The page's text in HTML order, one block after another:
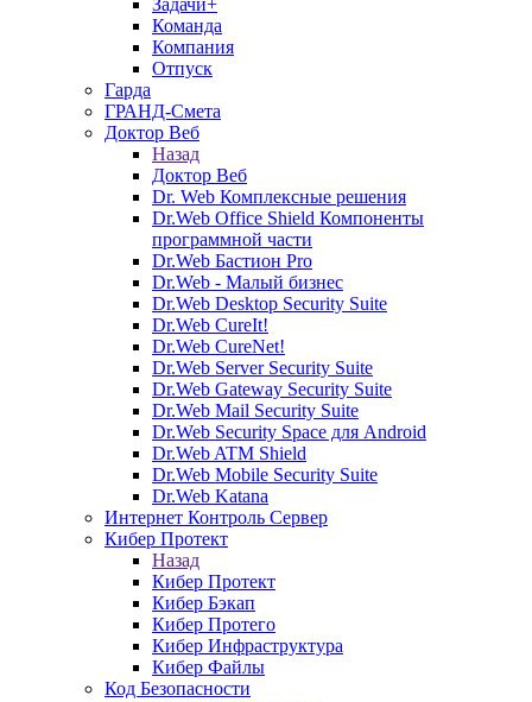
Задачи+
Команда
Компания
Отпуск
Гарда
ГРАНД-Смета
Доктор Веб
Назад
Доктор Веб
Dr. Web Комплексные решения
Dr.Web Office Shield Компоненты
программной части
Dr.Web Бастион Pro
Dr.Web - Малый бизнес
Dr.Web Desktop Security Suite
Dr.Web CureIt!
Dr.Web CureNet!
Dr.Web Server Security Suite
Dr.Web Gateway Security Suite
Dr.Web Mail Security Suite
Dr.Web Security Space для Android
Dr.Web ATM Shield
Dr.Web Mobile Security Suite
Dr.Web Katana
Интернет Контроль Сервер
Кибер Протект
Назад
Кибер Протект
Кибер Бэкап
Кибер Протего
Кибер Инфраструктура
Кибер Файлы
Код Безопасности